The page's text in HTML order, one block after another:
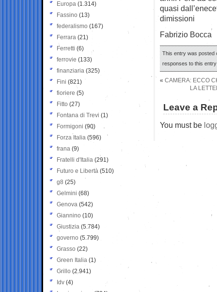
quasi
dimissioni
Fabrizio Bocca
This entry was posted
responses to this
« CAMERA: ECCO
LA
Leave a
You must be
Europa (1.314)
Fassino (13)
federalismo (167)
Ferrara (21)
Ferretti (6)
ferrovie (133)
finanziaria (325)
Fini (821)
fioriere (5)
Fitto (27)
Fontana di Trevi (1)
Formigoni (90)
Forza Italia (596)
frana (9)
Fratelli d'Italia (291)
Futuro e Libertà (510)
g8 (25)
Gelmini (68)
Genova (542)
Giannino (10)
Giustizia (5.784)
governo (5.799)
Grasso (22)
Green Italia (1)
Grillo (2.941)
Idv (4)